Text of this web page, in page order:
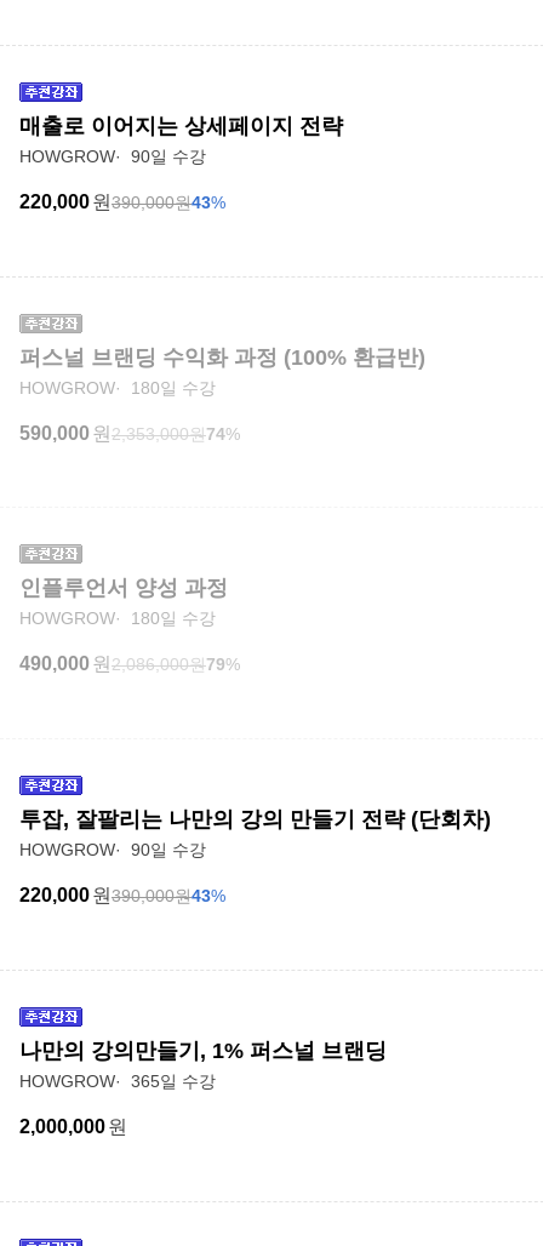
매출로 이어지는 상세페이지 전략
HOWGROW 90일 수강
220,000원390,000원43%
퍼스널 브랜딩 수익화 과정 (100% 환급반)
HOWGROW 180일 수강
590,000 원 2,353,000원74%
인플루언서 양성 과정
HOWGROW 180일 수강
490,000 원2,086,000원79%
투잡, 잘팔리는 나만의 강의 만들기 전략 (단회차)
HOWGROW 90일 수강
220,000원390,000원43%
나만의 강의만들기, 1% 퍼스널 브랜딩
HOWGROW 365일 수강
2,000,000원